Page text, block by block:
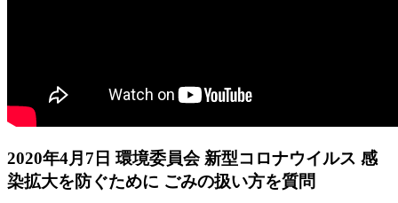
2020年4月7日 環境委員会 新型コロナウイルス 感
染拡大を防ぐために ごみの扱い方を質問